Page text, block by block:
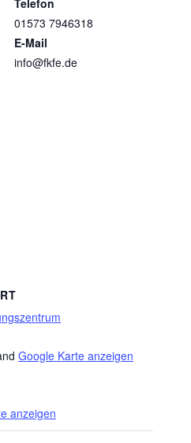
01573 7946318
E-Mail
info@fkfe.de
Google Karte anzeigen
anzeigen